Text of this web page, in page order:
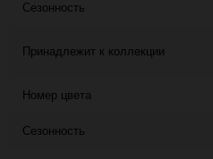
Сезонность
Принадлежит к коллекции
Номер цвета
Сезонность